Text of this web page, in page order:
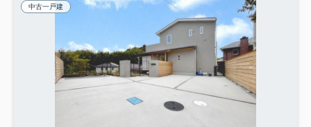
中古一戸建